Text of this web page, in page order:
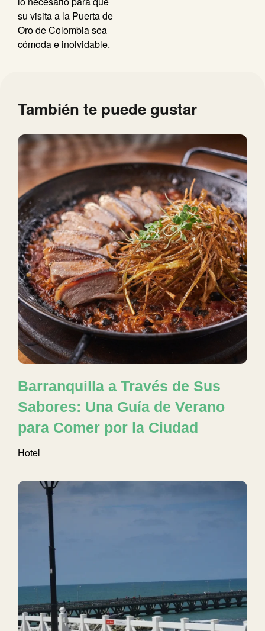
su visita a la Puerta de
Oro de Colombia sea
cómoda e inolvidable.
También te puede gustar
Barranquilla a Través de Sus
Sabores: Una Guía de Verano
para Comer por la Ciudad
Hotel